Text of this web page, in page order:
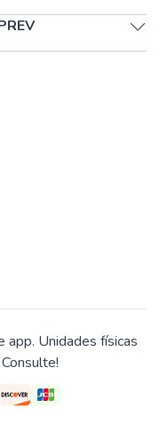
app. Unidades físicas